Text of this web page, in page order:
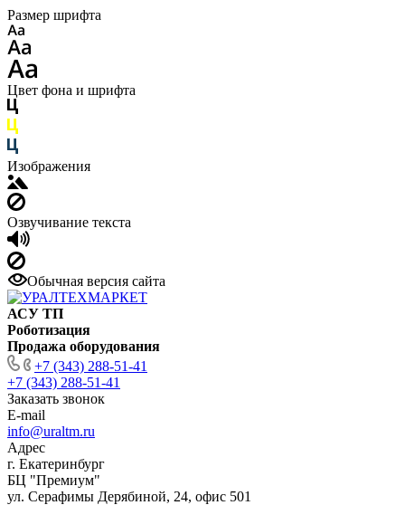
Размер шрифта
Цвет фона и шрифта
Изображения
Озвучивание текста
Обычная версия сайта
АСУ ТП
Роботизация
Продажа оборудования
+7 (343) 288-51-41
+7 (343) 288-51-41
Заказать звонок
E-mail
info@uraltm.ru
Адрес
г. Екатеринбург
БЦ "Премиум"
ул. Серафимы Дерябиной, 24, офис 501